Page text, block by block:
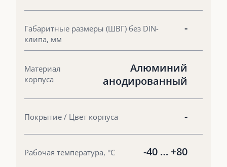
Габаритные размеры (ШВГ) без DIN-
клипа, мм
-
Материал
корпуса
Алюминий
анодированный
Покрытие / Цвет корпуса -
Рабочая температура, °С -40 … +80